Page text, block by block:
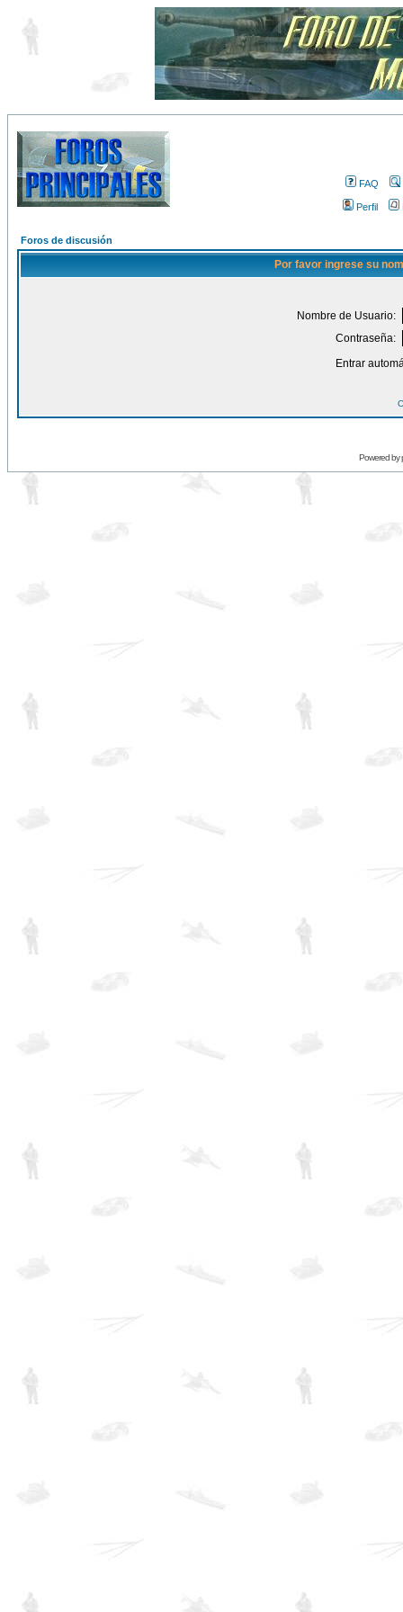
FAQ
Perfil
Foros de discusión
Por favor ingrese su
Nombre de Usuario:
Contraseña:
Entrar
Powered by